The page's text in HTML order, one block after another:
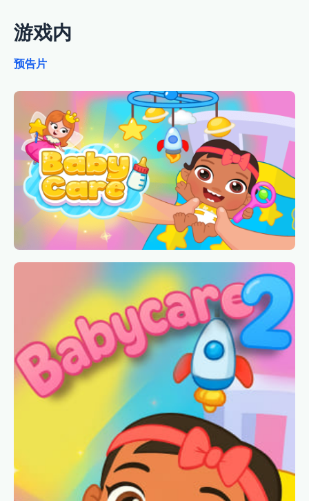
游戏内
预告片